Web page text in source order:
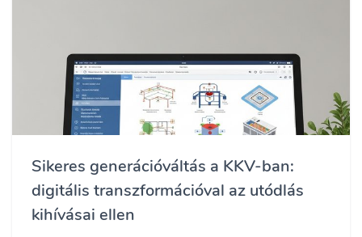
Sikeres generációváltás a KKV-ban:
digitális transzformációval az utódlás
kihívásai ellen